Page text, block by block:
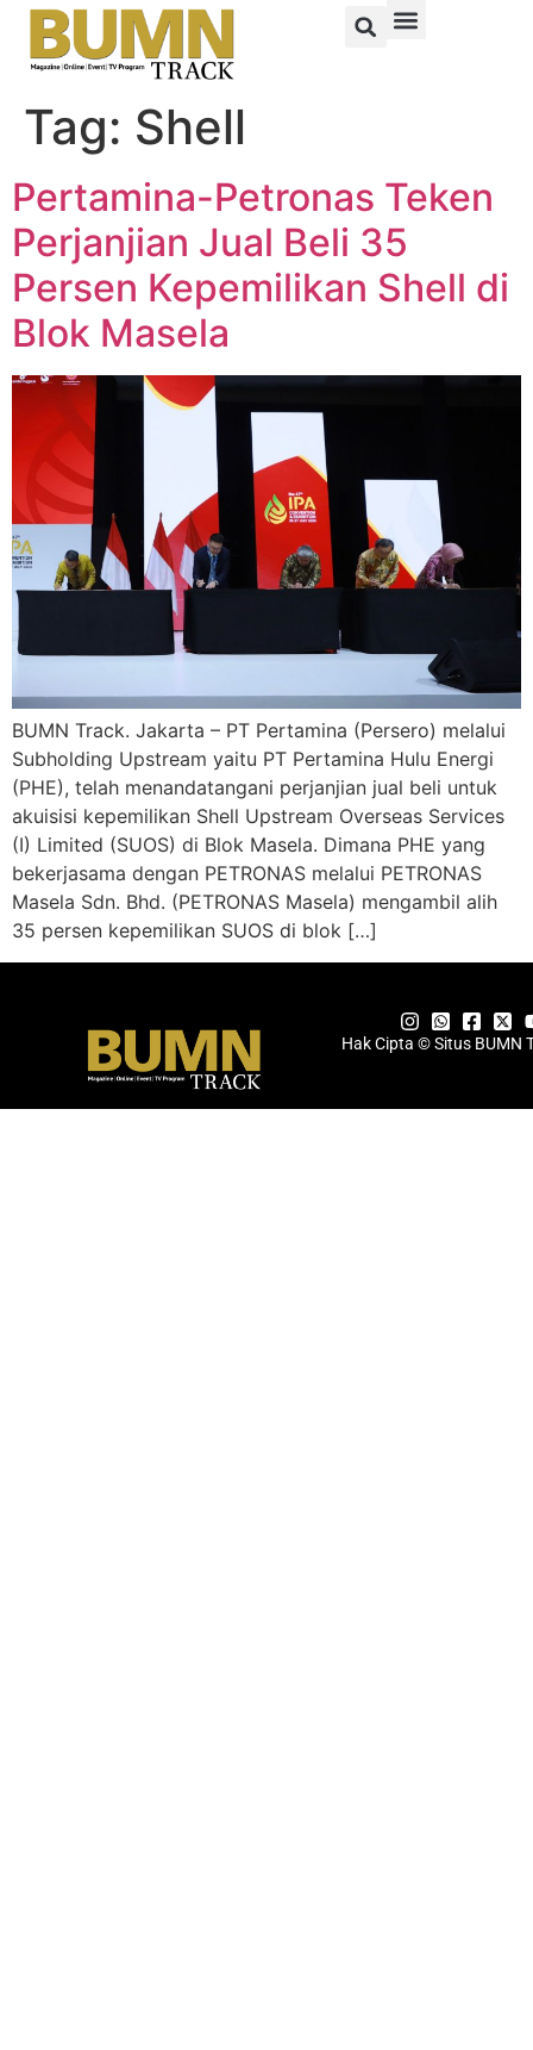
Tag: Shell
Pertamina-Petronas Teken
Perjanjian Jual Beli 35
Persen Kepemilikan Shell di
Blok Masela
BUMN Track. Jakarta – PT Pertamina (Persero) melalui
Subholding Upstream yaitu PT Pertamina Hulu Energi
(PHE), telah menandatangani perjanjian jual beli untuk
akuisisi kepemilikan Shell Upstream Overseas Services
(I) Limited (SUOS) di Blok Masela. Dimana PHE yang
bekerjasama dengan PETRONAS melalui PETRONAS
Masela Sdn. Bhd. (PETRONAS Masela) mengambil alih
35 persen kepemilikan SUOS di blok […]
Hak Cipta © Situs BUMN